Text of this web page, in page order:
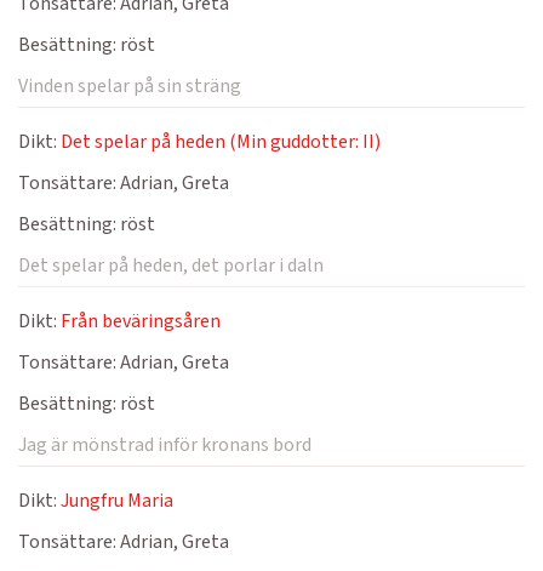
Besättning: röst
Vinden spelar på sin sträng
Dikt: Det spelar på heden (Min guddotter: II)
Tonsättare:Adrian, Greta
Besättning: röst
Det spelar på heden, det porlar i daln
Dikt: Från beväringsåren
Tonsättare:Adrian, Greta
Besättning: röst
Jag är mönstrad inför kronans bord
Dikt:Jungfru Maria
Tonsättare:Adrian, Greta